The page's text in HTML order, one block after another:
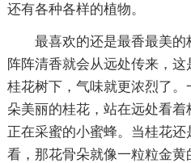
还有各种各样的植物。
最喜欢的还是最香最美
阵阵清香就会从远处传来，
桂花树下，气味就更浓烈了
朵美丽的桂花，站在远处看
正在采蜜的小蜜蜂。当桂花
看，那花骨朵就像一粒粒金